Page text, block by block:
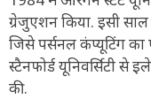
ग्रेजुएशन किया. इसी
जिसे पर्सनल कंप्यूटिंग
स्टैनफोर्ड यूनिवर्सिटी से
की.